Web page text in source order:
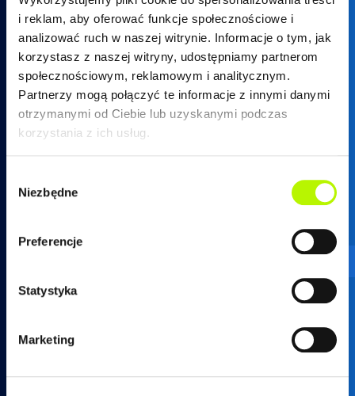
i reklam, aby oferować funkcje społecznościowe i
analizować ruch w naszej witrynie. Informacje o tym, jak
korzystasz z naszej witryny, udostępniamy partnerom
społecznościowym, reklamowym i analitycznym.
Partnerzy mogą połączyć te informacje z innymi danymi
otrzymanymi od Ciebie lub uzyskanymi podczas
korzystania z ich usług.
zgody
Niezbędne
Preferencje
Statystyka
Marketing
17 250 26 37